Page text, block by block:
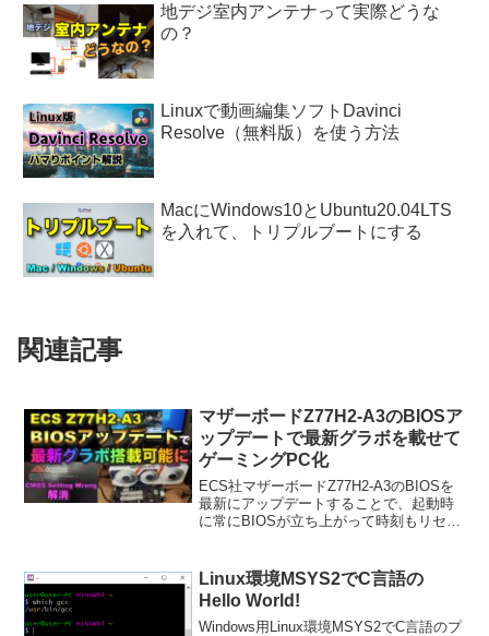
地デジ室内アンテナって実際どうな
の？
Linuxで動画編集ソフトDavinci
Resolve（無料版）を使う方法
MacにWindows10とUbuntu20.04LTS
を入れて、トリプルブートにする
関連記事
マザーボードZ77H2-A3のBIOSア
ップデートで最新グラボを載せて
ゲーミングPC化
ECS社マザーボードZ77H2-A3のBIOSを
最新にアップデートすることで、起動時
に常にBIOSが立ち上がって時刻もリセッ
ルなゲームを実行できるマシンに生まれ
変わりました。
Linux環境MSYS2でC言語の
Hello World!
Windows用Linux環境MSYS2でC言語のプ